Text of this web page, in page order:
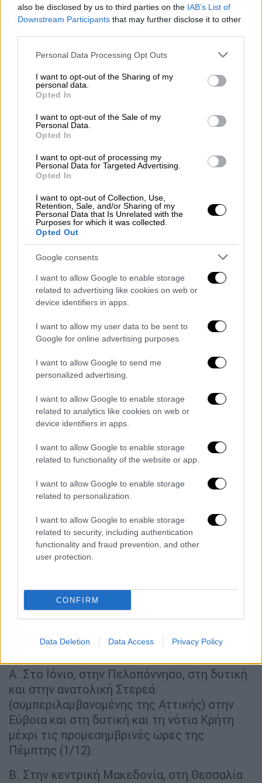
also be disclosed by us to third parties on the IAB’s List of
Downstream Participants that may further disclose it to other
Please note that this website/app uses one or more Google
not limited to your visit or usage behaviour. You may click to
grant or deny consent to Google and its third-party tags to
use your data for below specified purposes in below Google
consent section.
Personal Data Processing Opt Outs
I want to opt-out of the Sharing of my
personal data.
Opted In
I want to opt-out of the Sale of my
Personal Data.
Opted In
I want to opt-out of processing my
Personal Data for Targeted Advertising.
Opted In
I want to opt-out of Collection, Use,
Retention, Sale, and/or Sharing of my
Personal Data that Is Unrelated with the
Purposes for which it was collected.
Opted Out
Google consents
I want to allow Google to enable storage
related to advertising like cookies on web or
device identifiers in apps.
I want to allow my user data to be sent to
Google for online advertising purposes.
I want to allow Google to send me
personalized advertising.
I want to allow Google to enable storage
related to analytics like cookies on web or
device identifiers in apps.
I want to allow Google to enable storage
related to functionality of the website or app.
I want to allow Google to enable storage
related to personalization.
I want to allow Google to enable storage
related to security, including authentication
functionality and fraud prevention, and other
user protection.
CONFIRM
Data Deletion Data Access Privacy Policy
Έκτακτο δελτίο από την ΕΜΥ
Η ΕΜΥ προχώρησε σήμερα σε
επικαιροποίηση του έκτακτου δελτίου
Σύμφωνα με αυτό, σύστημα κακοκαιρίας με
βαρομετρικό χαμηλό που βρίσκεται νότια
της Ιταλίας και κινείται αργά ανατολικά
βορειοανατολικά, προκαλεί επιδείνωση του
καιρού, με κύρια χαρακτηριστικά τα μεγάλα
ύψη βροχής, τις μεγάλες ραγδαιότητες
βροχόπτωσης, τη μεγάλη συχνότητα
κεραυνών στα θαλάσσια-παραθαλάσσια
τμήματα και τους θυελλώδεις ανέμους 7 με
8 μποφόρ. Η κακοκαιρία θα διαρκέσει έως
και τις βραδινές ώρες της Πέμπτης (1/12).
Σημειώνεται ότι τα φαινόμενα την Τετάρτη
(30-11) θα είναι κατά τόπους ιδιαίτερα
νομούς Πιερίας και Χαλκιδικής) και στα
βορειοανατολικά τμήματα της Θεσσαλίας.
Πιο αναλυτικά, ισχυρές βροχές και
καταιγίδες θα εκδηλώνονται:
Α. Στο Ιόνιο, στην Πελοπόννησο, στη δυτική
και στην ανατολική Στερεά
(συμπεριλαμβανομένης της Αττικής) στην
Εύβοια και στη δυτική και τη νότια Κρήτη
μέχρι τις προμεσημβρινές ώρες της
Πέμπτης (1/12).
Β. Στην κεντρική Μακεδονία, στη Θεσσαλία